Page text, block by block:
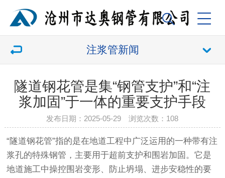
注浆管新闻
隧道钢花管是集“钢管支护”和“注
浆加固”于一体的重要支护手段
发布日期：2025-05-29 浏览次数： 108
“隧道钢花管”指的是在地道工程中广泛运用的一种带有注
浆孔的特殊钢管，主要用于超前支护和围岩加固。它是
地道施工中操控围岩变形、防止坍塌、进步安稳性的要